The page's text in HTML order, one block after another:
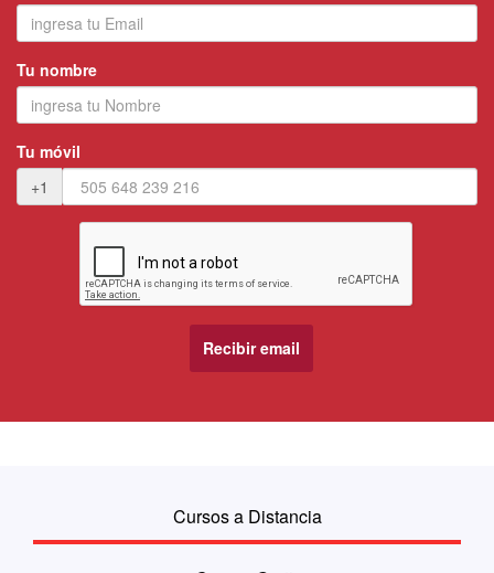
Tu nombre
Tu móvil
+1
Cursos a Distancia